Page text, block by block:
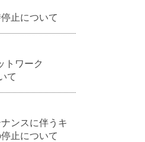
止について
トワーク
て
ンスに伴うキ
止について